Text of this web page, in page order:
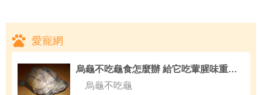
愛寵網
烏龜不吃龜食怎麼辦 給它吃葷腥味重的食物
烏龜不吃龜